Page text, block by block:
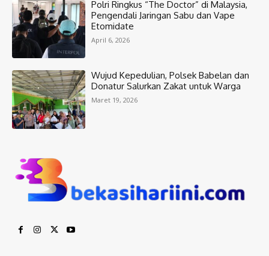
Polri Ringkus “The Doctor” di Malaysia,
Pengendali Jaringan Sabu dan Vape
Etomidate
April 6, 2026
Wujud Kepedulian, Polsek Babelan dan
Donatur Salurkan Zakat untuk Warga
Maret 19, 2026